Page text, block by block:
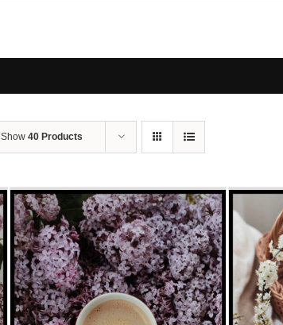
Show 40 Products